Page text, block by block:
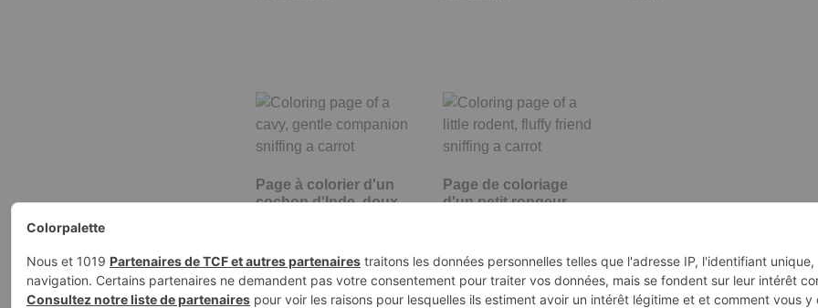
Page à colorier d'un
cochon d'Inde, doux
Page de coloriage
d'un petit rongeur,